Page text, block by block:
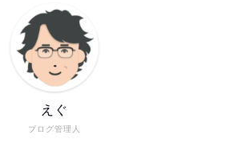
ブログ管理人
えぐ